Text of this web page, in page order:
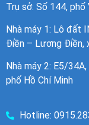
Trụ sở: Số 144,
Nhà máy 1: Lô đất
Điền – Lương Điền,
Nhà máy 2: E5/
phố Hồ Chí Minh
Hotline: